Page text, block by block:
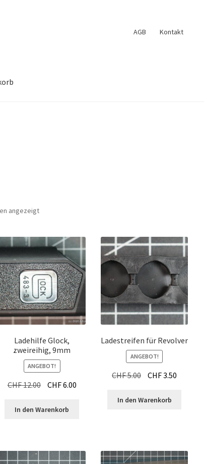
AGB Kontakt
angezeigt
Ladehilfe Glock,
zweireihig, 9mm
ANGEBOT!
CHF12.00 Ursprünglicher
war:
CHF6.00Aktueller
In den Warenkorb
Ladestreifen für Revolver
ANGEBOT!
CHF5.00
Ursprünglicher
war:
CHF3.50Aktueller
In den Warenkorb